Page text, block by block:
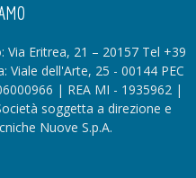
Eritrea, 21 – 20157 Tel +39
Viale dell'Arte, 25 - 00144 PEC
| REA MI - 1935962 |
soggetta a direzione e
Nuove S.p.A.